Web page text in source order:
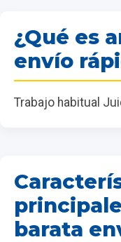
¿Qué es
envío
Trabajo habitual
barata